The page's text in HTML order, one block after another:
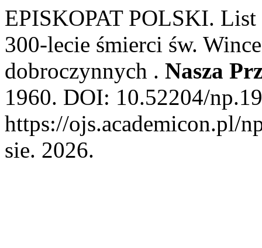
EPISKOPAT POLSKI.
300-lecie śmierci św.
dobroczynnych . Nasza
1960. DOI: 10.52204/
https://ojs.academicon.pl/
sie. 2026.